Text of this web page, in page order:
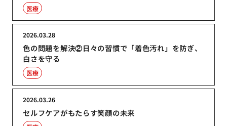
医療
色の問題を解決②日々の習慣で「着色汚れ」を防ぎ、
白さを守る
2026.03.28
医療
セルフケアがもたらす笑顔の未来
2026.03.26